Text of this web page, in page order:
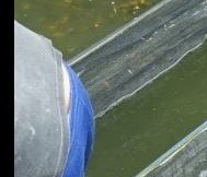
Manfish
Discuss
Palmas
Kura-kura